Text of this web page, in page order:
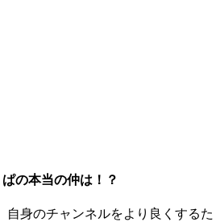
の本当の仲は！？
自身のチャンネルをより良くするた